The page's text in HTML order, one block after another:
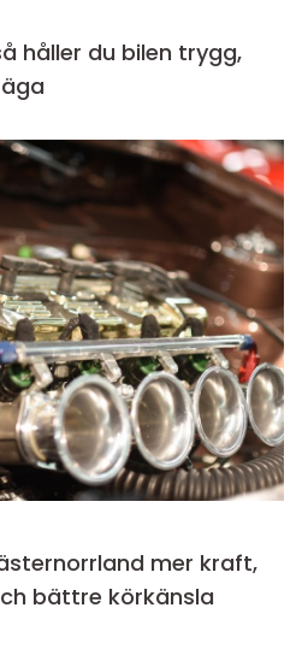
mer kraft,
bättre körkänsla